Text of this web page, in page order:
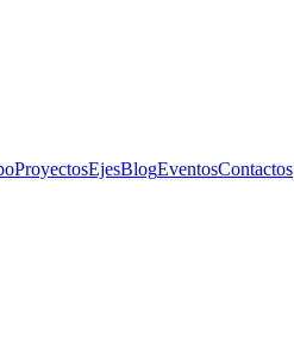
ProyectosEjesBlogEventosContactos